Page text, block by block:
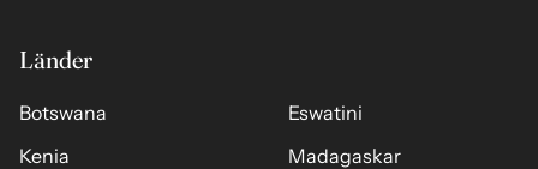
Länder
Botswana
Eswatini
Kenia
Madagaskar